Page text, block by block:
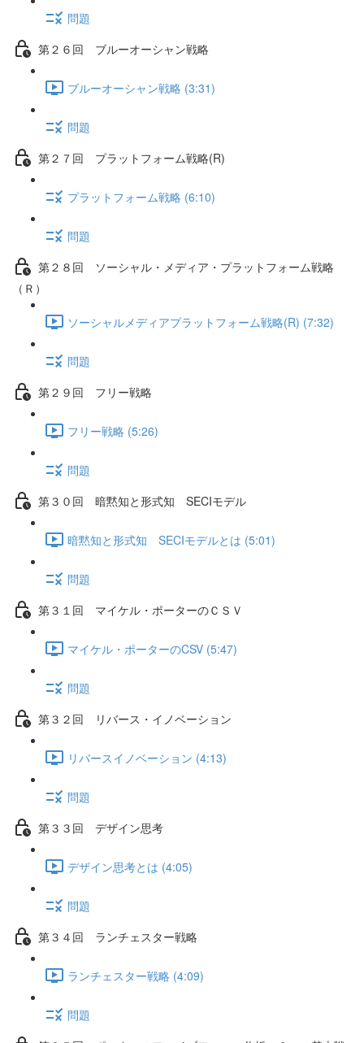
問題
第２６回 ブルーオーシャン戦略
ブルーオーシャン戦略 (3:31)
問題
第２７回 プラットフォーム戦略(R)
プラットフォーム戦略 (6:10)
問題
第２８回 ソーシャル・メディア・プラットフォーム戦略
（Ｒ）
ソーシャルメディアプラットフォーム戦略(R) (7:32)
問題
第２９回 フリー戦略
フリー戦略 (5:26)
問題
第３０回 暗黙知と形式知 SECIモデル
暗黙知と形式知 SECIモデルとは (5:01)
問題
第３１回 マイケル・ポーターのＣＳＶ
マイケル・ポーターのCSV (5:47)
問題
第３２回 リバース・イノベーション
リバースイノベーション (4:13)
問題
第３３回 デザイン思考
デザイン思考とは (4:05)
問題
第３４回 ランチェスター戦略
ランチェスター戦略 (4:09)
問題